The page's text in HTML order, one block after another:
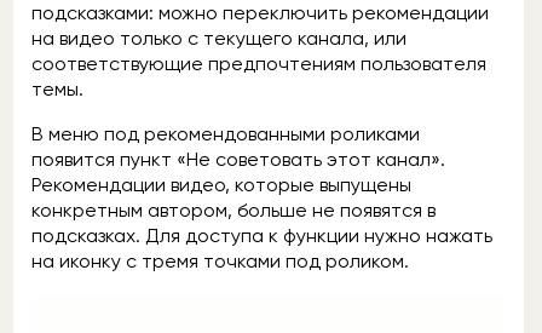
подсказками: можно переключить рекомендации
на видео только с текущего канала, или
соответствующие предпочтениям пользователя
темы.
В меню под рекомендованными роликами
появится пункт «Не советовать этот канал».
Рекомендации видео, которые выпущены
конкретным автором, больше не появятся в
подсказках. Для доступа к функции нужно нажать
на иконку с тремя точками под роликом.